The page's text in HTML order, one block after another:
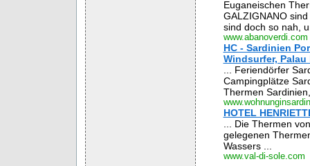
Euganeischen
GALZIGNANO
sind doch so nah,
www.abanoverdi.com
HC - Sardinien
Windsurfer, Palau
... Feriendörfer
Campingplätze
Thermen
HOTEL
... Die Thermen
gelegenen
Wassers ...
www.val-di-sole.com